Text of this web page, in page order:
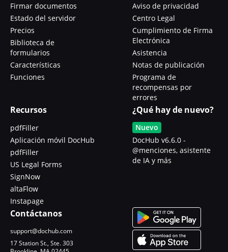
Firmar documentos
Estado del servidor
Precios
Biblioteca de
formularios
Características
Funciones
Aviso de privacidad
Centro Legal
Cumplimiento de Firma
Electrónica
Asistencia
Notas de publicación
Programa de
recompensas por
errores
Recursos
pdfFiller
Aplicación móvil DocHub
pdfFiller
US Legal Forms
SignNow
altaFlow
Instapage
¿Qué hay de nuevo?
Nuevo
DocHub v6.6.0 -
@menciones, asistente
de IA y más
Contáctanos
support@dochub.com
17 Station St., Ste. 303